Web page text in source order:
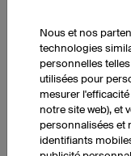
Nous et nos
technologies
personnelles
utilisées pour
mesurer
notre site web), et
personnalisées et
identifiants